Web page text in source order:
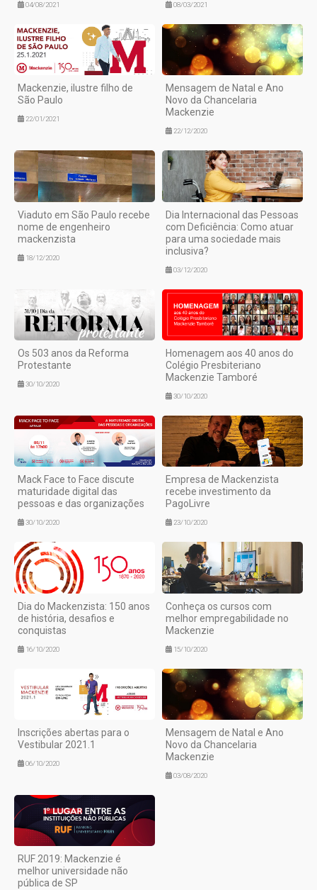
04/08/2021 08/03/2021
Mackenzie, ilustre filho de
São Paulo
22/01/2021
Mensagem de Natal e Ano
Novo da Chancelaria
Mackenzie
22/12/2020
Viaduto em São Paulo recebe
nome de engenheiro
mackenzista
18/12/2020
Dia Internacional das Pessoas
com Deficiência: Como atuar
para uma sociedade mais
inclusiva?
03/12/2020
Os 503 anos da Reforma
Protestante
30/10/2020
Homenagem aos 40 anos do
Colégio Presbiteriano
Mackenzie Tamboré
30/10/2020
Mack Face to Face discute
maturidade digital das
pessoas e das organizações
30/10/2020
Empresa de Mackenzista
recebe investimento da
PagoLivre
23/10/2020
Dia do Mackenzista: 150 anos
de história, desafios e
conquistas
16/10/2020
Conheça os cursos com
melhor empregabilidade no
Mackenzie
15/10/2020
Inscrições abertas para o
Vestibular 2021.1
06/10/2020
Mensagem de Natal e Ano
Novo da Chancelaria
Mackenzie
03/08/2020
RUF 2019: Mackenzie é
melhor universidade não
pública de SP